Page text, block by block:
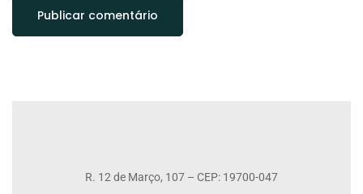
R. 12 de Março, 107 – CEP: 19700-047